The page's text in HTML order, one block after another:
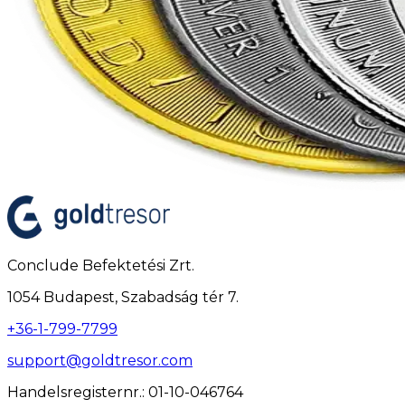
Conclude Befektetési Zrt.
1054 Budapest, Szabadság tér 7.
+36-1-799-7799
support@goldtresor.com
Handelsregisternr.: 01-10-046764